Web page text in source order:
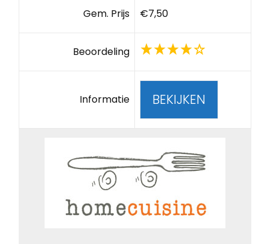
Gem. Prijs €7,50
Beoordeling
Informatie BEKIJKEN